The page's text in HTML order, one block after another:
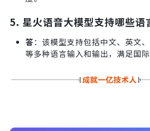
5. 星火语音大模型支持哪些语
答：该模型支持包括中文、英文
等多种语言输入和输出，满足国际